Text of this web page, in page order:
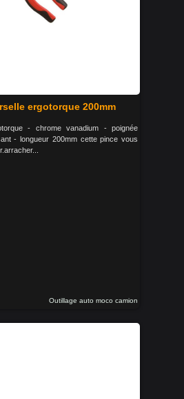
ergotorque 200mm
- chrome vanadium - poignée
- longueur 200mm cette pince vous
Outillage auto moco camion